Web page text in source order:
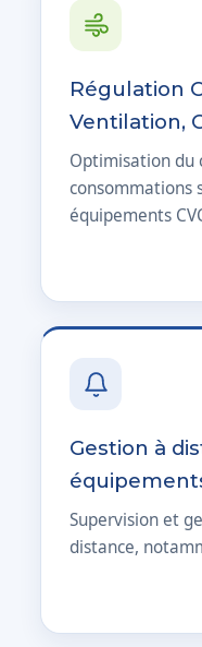
Régulation
Ventilation,
Optimisation du
consommations
équipements
Gestion à
Supervision et
distance,